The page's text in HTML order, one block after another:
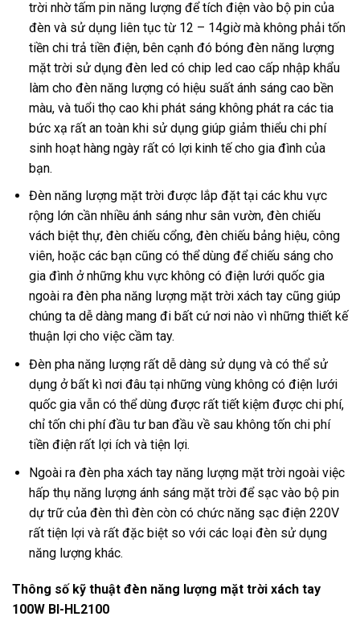
trời nhờ tấm pin năng lượng để tích điện vào bộ pin của
đèn và sử dụng liên tục từ 12 – 14giờ mà không phải tốn
tiền chi trả tiền điện, bên cạnh đó bóng đèn năng lượng
mặt trời sử dụng đèn led có chip led cao cấp nhập khẩu
làm cho đèn năng lượng có hiệu suất ánh sáng cao bền
màu, và tuổi thọ cao khi phát sáng không phát ra các tia
bức xạ rất an toàn khi sử dụng giúp giảm thiểu chi phí
sinh hoạt hàng ngày rất có lợi kinh tế cho gia đình của
bạn.
Đèn năng lượng mặt trời được lắp đặt tại các khu vực
rộng lớn cần nhiều ánh sáng như sân vườn, đèn chiếu
vách biệt thự, đèn chiếu cổng, đèn chiếu bảng hiệu, công
viên, hoặc các bạn cũng có thể dùng để chiếu sáng cho
gia đình ở những khu vực không có điện lưới quốc gia
ngoài ra đèn pha năng lượng mặt trời xách tay cũng giúp
chúng ta dễ dàng mang đi bất cứ nơi nào vì những thiết kế
thuận lợi cho việc cầm tay.
Đèn pha năng lượng rất dễ dàng sử dụng và có thể sử
dụng ở bất kì nơi đâu tại những vùng không có điện lưới
quốc gia vẫn có thể dùng được rất tiết kiệm được chi phí,
chỉ tốn chi phí đầu tư ban đầu về sau không tốn chi phí
tiền điện rất lợi ích và tiện lợi.
Ngoài ra đèn pha xách tay năng lượng mặt trời ngoài việc
hấp thụ năng lượng ánh sáng mặt trời để sạc vào bộ pin
dự trữ của đèn thì đèn còn có chức năng sạc điện 220V
rất tiện lợi và rất đặc biệt so với các loại đèn sử dụng
năng lượng khác.
Thông số kỹ thuật đèn năng lượng mặt trời xách tay
100W BI-HL2100